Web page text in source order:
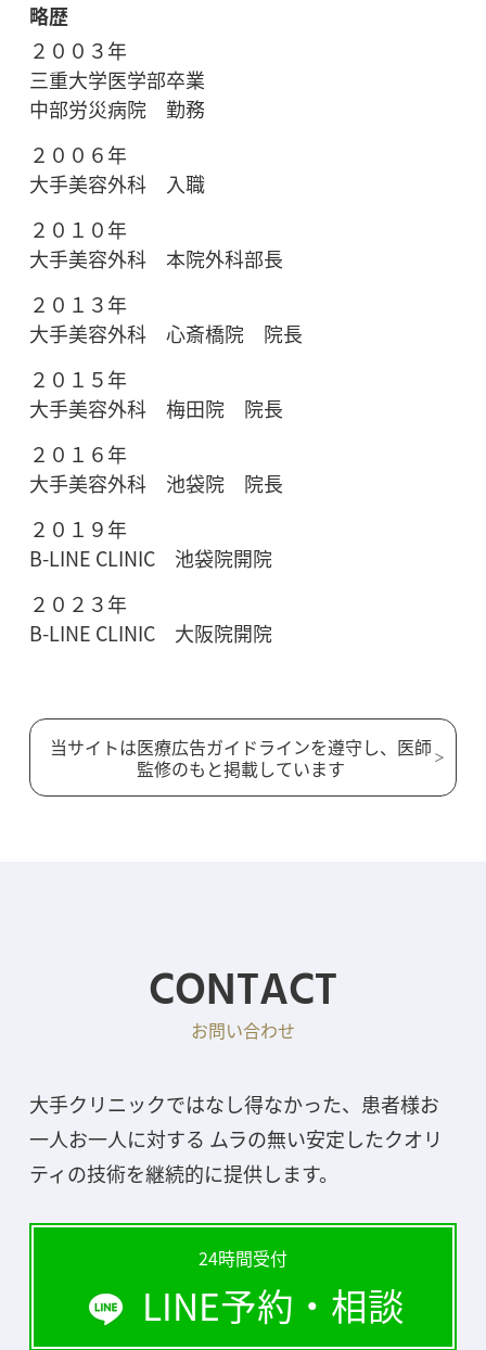
略歴
２００３年
三重大学医学部卒業
中部労災病院 勤務
２００６年
大手美容外科 入職
２０１０年
大手美容外科 本院外科部長
２０１３年
大手美容外科 心斎橋院 院長
２０１５年
大手美容外科 梅田院 院長
２０１６年
大手美容外科 池袋院 院長
２０１９年
B-LINE CLINIC 池袋院開院
２０２３年
B-LINE CLINIC 大阪院開院
当サイトは医療広告ガイドラインを遵守し、医師
監修のもと掲載しています
CONTACT
お問い合わせ
大手クリニックではなし得なかった、患者様お
一人お一人に対する ムラの無い安定したクオリ
ティの技術を継続的に提供します。
24時間受付
LINE予約・相談